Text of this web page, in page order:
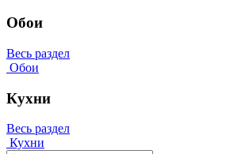
Обои
Весь раздел
Обои
Кухни
Весь раздел
Кухни